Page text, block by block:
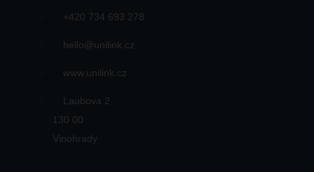
+420 734 693 278
hello@unilink.cz
www.unilink.cz
Laubova 2
130 00
Vinohrady